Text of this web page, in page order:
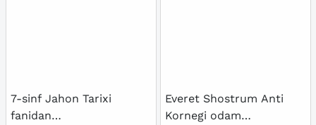
7-sinf Jahon Tarixi
fanidan
Everet Shostrum Anti
Kornegi odam